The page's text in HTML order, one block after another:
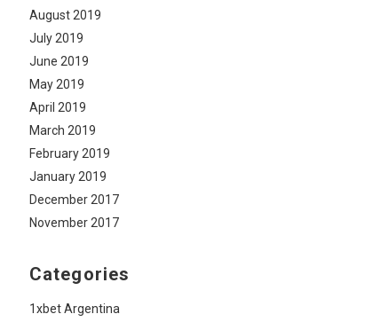
August 2019
July 2019
June 2019
May 2019
April 2019
March 2019
February 2019
January 2019
December 2017
November 2017
Categories
1xbet Argentina